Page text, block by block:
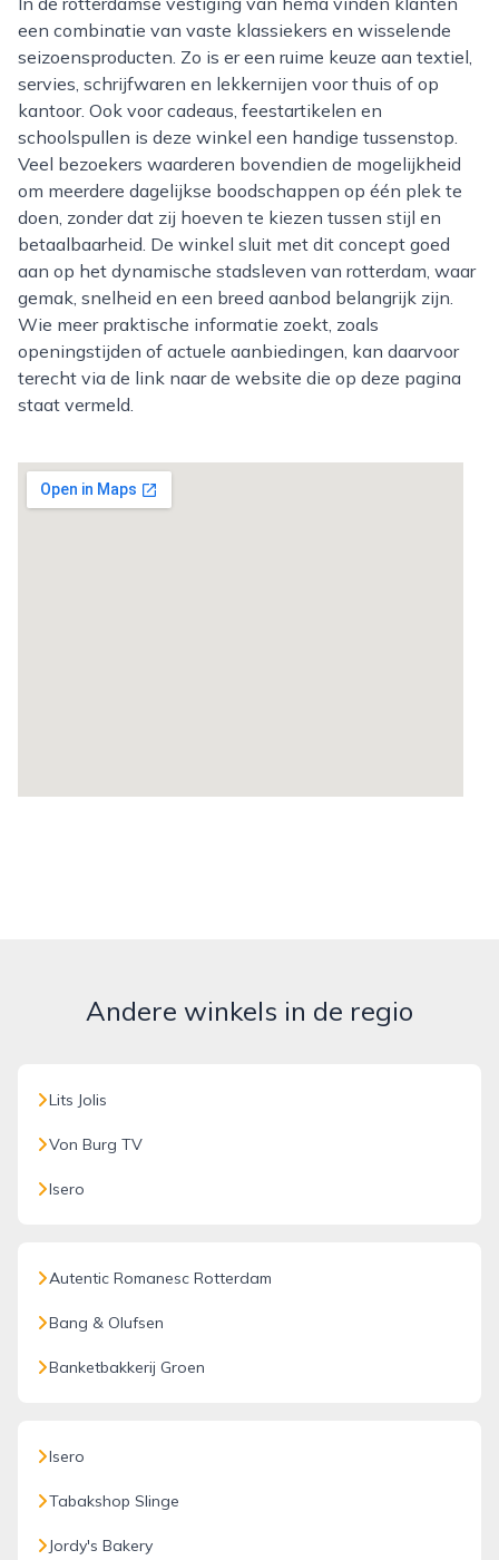
een combinatie van vaste klassiekers en wisselende
seizoensproducten. Zo is er een ruime keuze aan textiel,
servies, schrijfwaren en lekkernijen voor thuis of op
kantoor. Ook voor cadeaus, feestartikelen en
schoolspullen is deze winkel een handige tussenstop.
Veel bezoekers waarderen bovendien de mogelijkheid
om meerdere dagelijkse boodschappen op één plek te
doen, zonder dat zij hoeven te kiezen tussen stijl en
betaalbaarheid. De winkel sluit met dit concept goed
aan op het dynamische stadsleven van rotterdam, waar
gemak, snelheid en een breed aanbod belangrijk zijn.
Wie meer praktische informatie zoekt, zoals
openingstijden of actuele aanbiedingen, kan daarvoor
terecht via de link naar de website die op deze pagina
staat vermeld.
Andere winkels in de regio
Lits Jolis
Von Burg TV
Isero
Autentic Romanesc Rotterdam
Bang & Olufsen
Banketbakkerij Groen
Isero
Tabakshop Slinge
Jordy's Bakery